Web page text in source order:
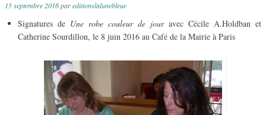
15 septembre 2016pareditionslalunebleue
Signatures de Une robe couleur de jouravec Cécile A.Holdban et
Catherine Sourdillon, le 8 juin 2016 au Café de la Mairie à Paris